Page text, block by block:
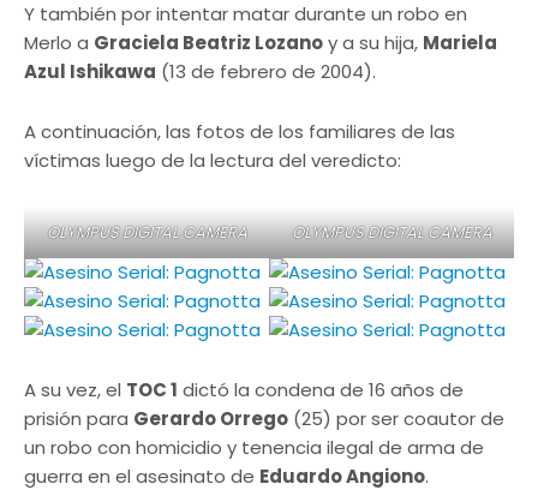
Y también por intentar matar durante un robo en
Merlo a Graciela Beatriz Lozanoy a su hija, Mariela
Azul Ishikawa (13 de febrero de 2004).
A continuación, las fotos de los familiares de las
víctimas luego de la lectura del veredicto:
OLYMPUS DIGITAL CAMERA OLYMPUS DIGITAL CAMERA
A su vez, el TOC 1 dictó la condena de 16 años de
prisión para Gerardo Orrego (25) por ser coautor de
un robo con homicidio y tenencia ilegal de arma de
guerra en el asesinato de Eduardo Angiono.